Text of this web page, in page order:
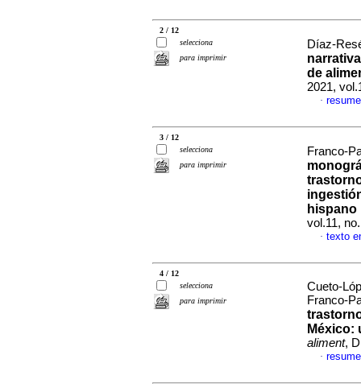
2 / 12
selecciona
para imprimir
Díaz-
de
2021,
·
3 / 12
selecciona
para imprimir
Franco-
hispano
vol.11,
· texto
4 / 12
selecciona
para imprimir
Cueto-
Franco-
México:
aliment,
·